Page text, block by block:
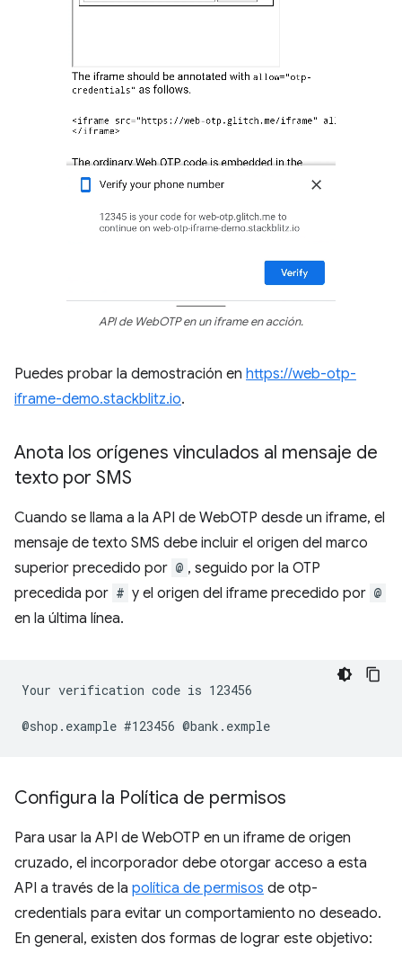
API de WebOTP en un iframe en acción.
Puedes probar la demostración en https://web-otp-
iframe-demo.stackblitz.io.
Anota los orígenes vinculados al mensaje de
texto por SMS
Cuando se llama a la API de WebOTP desde un iframe, el
mensaje de texto SMS debe incluir el origen del marco
superior precedido por @ , seguido por la OTP
precedida por # y el origen del iframe precedido por @
en la última línea.
Your verification code is 123456
Configura la Política de permisos
Para usar la API de WebOTP en un iframe de origen
cruzado, el incorporador debe otorgar acceso a esta
API a través de la política de permisos de otp-
credentials para evitar un comportamiento no deseado.
En general, existen dos formas de lograr este objetivo: